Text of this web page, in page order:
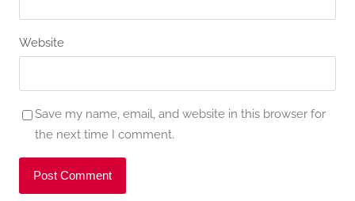
Website
Save my name, email, and website in this browser for
the next time I comment.